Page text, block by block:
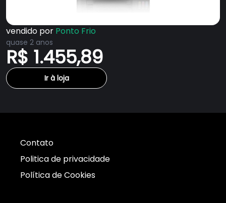
vendido por Ponto Frio
quase 2 anos
R$ 1.455,89
Ir à loja
Contato
Politica de privacidade
Política de Cookies